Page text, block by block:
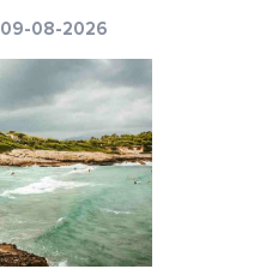
09-08-2026